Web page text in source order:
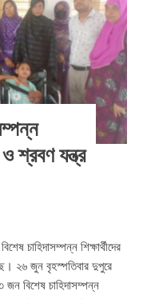
ও শ্রবণ যন্ত্র
চাহিদাসম্পন্ন শিক্ষার্থীদের
২৬ জুন বৃহস্পতিবার দুপুরে
জন বিশেষ চাহিদাসম্পন্ন